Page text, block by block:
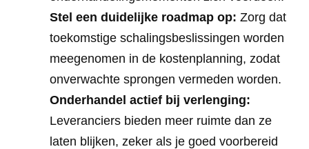
Stel een duidelijke roadmap op: Zorg dat
toekomstige schalingsbeslissingen worden
meegenomen in de kostenplanning, zodat
onverwachte sprongen vermeden worden.
Onderhandel actief bij verlenging:
Leveranciers bieden meer ruimte dan ze
laten blijken, zeker als je goed voorbereid